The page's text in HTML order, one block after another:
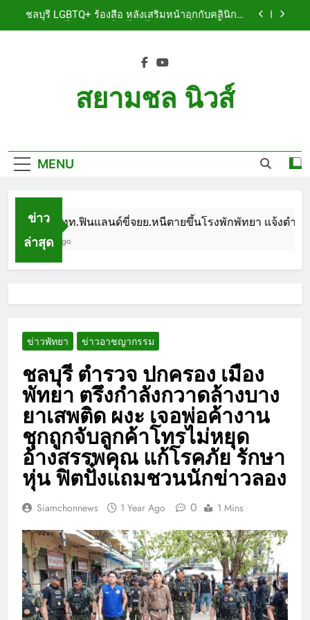
ชลบุรี LGBTQ+ ร้องสื่อ หลังเสริมหน้าอกกับคลินิกชื่อ
ก่อนพบเป็นศพเปลือยยัดกระเป๋า ทิ้งริมทางรถไฟ รวบ
คาสนามบินขณะเตรียมบินกลับประเทศ
ล้าน ปรับ ห้องประชุม–ห้องผู้บริหาร
ชลบุรี นทท.ฟินแลนด์ขี่จยย.หนีตายขึ้นโรงพักพัทยา
รับผิดชอบ พร้อมเตือนอย่าหลงเชื่อรีวิวราคาถูก
ชลบุรี หนุ่มใหญ่ออสซี่พาสาวไทยวัย 17 เข้าคอนโด
ชลบุรี ฉลุยก่อนหมดวาระ! สภาเมืองพัทยา ผ่านงบ 5.7
สยามชล นิวส์
MENU
ข่าว
ล่าสุด
ชลบุรี นทท.ฟินแลนด์ขี่จยย.หนีตายขึ้นโรงพักพัทยา แจ้งตำรวจ
1 Month Ago
ข่าวพัทยา ข่าวอาชญากรรม
ชลบุรี ตำรวจ ปกครอง เมือง
พัทยา ตรึงกำลังกวาดล้างบาง
ยาเสพติด ผงะ เจอพ่อค้างาน
ชุกถูกจับลูกค้าโทรไม่หยุด
อ้างสรรพคุณ แก้โรคภัย รักษา
หุ่น ฟิตปั๋งแถมชวนนักข่าวลอง
Siamchonnews 1 Year Ago 0 1 Mins